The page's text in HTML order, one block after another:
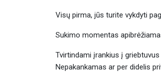
Visų pirma, jūs turite vykdyti
Sukimo momentas
Tvirtindami įrankius į
Nepakankamas ar per didelis